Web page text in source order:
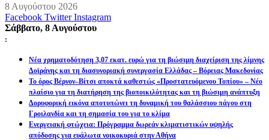
8 Αυγούστου 2026
Facebook Twitter Instagram
Σάββατο, 8 Αυγούστου
:
Νέα χρηματοδότηση 3,07 εκατ. ευρώ για τη βιώσιμη διαχείριση της λίμνης
Δοϊράνης και τη διασυνοριακή συνεργασία Ελλάδας – Βόρειας Μακεδονίας
Το όρος Βέρνον–Βίτσι αποκτά καθεστώς «Προστατευόμενου Τοπίου» – Νέο
πλαίσιο για τη διατήρηση της βιοποικιλότητας και τη βιώσιμη ανάπτυξη
Δορυφορική εικόνα αποτυπώνει τη δυναμική του θαλάσσιου πάγου στη
Γροιλανδία και τη σημασία του για το κλίμα
Ενεργειακή φτώχεια: Πρόγραμμα δωρεάν κλιματιστικών υψηλής
απόδοσης για ευάλωτα νοικοκυριά στην Αθήνα